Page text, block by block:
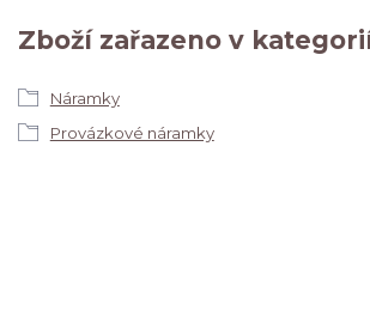
Zboží zařazeno v
Náramky
Provázkové náramky